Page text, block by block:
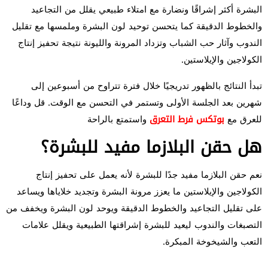
البشرة أكثر إشراقًا ونضارة مع امتلاء طبيعي يقلل من التجاعيد
والخطوط الدقيقة كما يتحسن توحيد لون البشرة وملمسها مع تقليل
الندوب وآثار حب الشباب وتزداد المرونة والليونة نتيجة تحفيز إنتاج
الكولاجين والإيلاستين.
تبدأ النتائج بالظهور تدريجيًا خلال فترة تتراوح من أسبوعين إلى
شهرين بعد الجلسة الأولى وتستمر في التحسن مع الوقت. قل وداعًا
للعرق مع بوتكس فرط التعرق واستمتع بالراحة
هل حقن البلازما مفيد للبشرة؟
نعم حقن البلازما مفيد جدًا للبشرة لأنه يعمل على تحفيز إنتاج
الكولاجين والإيلاستين ما يعزز مرونة البشرة وتجديد خلاياها ويساعد
على تقليل التجاعيد والخطوط الدقيقة ويوحد لون البشرة ويخفف من
التصبغات والندوب ليعيد للبشرة إشراقتها الطبيعية ويقلل علامات
التعب والشيخوخة المبكرة.